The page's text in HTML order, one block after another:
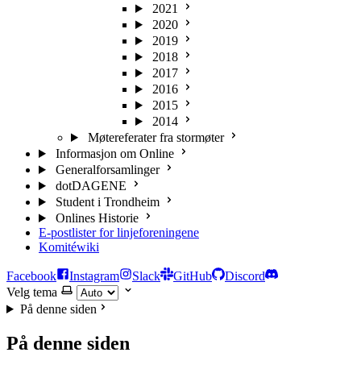
2021
2020
2019
2018
2017
2016
2015
2014
Møtereferater fra stormøter
Informasjon om Online
Generalforsamlinger
dotDAGENE
Student i Trondheim
Onlines Historie
E-postlister for linjeforeningene
Komitéwiki
Facebook Instagram Slack GitHub
Discord
Velg tema
På denne siden
På denne siden